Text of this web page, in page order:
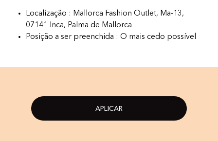
Localização : Mallorca Fashion Outlet, Ma-13,
07141 Inca, Palma de Mallorca
Posição a ser preenchida : O mais cedo possível
APLICAR